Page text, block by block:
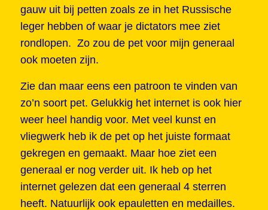
gauw uit bij petten zoals ze in het Russische
leger hebben of waar je dictators mee ziet
rondlopen. Zo zou de pet voor mijn generaal
ook moeten zijn.
Zie dan maar eens een patroon te vinden van
zo’n soort pet. Gelukkig het internet is ook hier
weer heel handig voor. Met veel kunst en
vliegwerk heb ik de pet op het juiste formaat
gekregen en gemaakt. Maar hoe ziet een
generaal er nog verder uit. Ik heb op het
internet gelezen dat een generaal 4 sterren
heeft. Natuurlijk ook epauletten en medailles.